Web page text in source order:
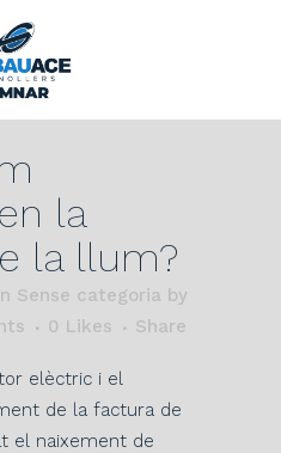
la
la llum?
Sense categoria by
0 Likes Share
elèctric i el
de la factura de
el naixement de